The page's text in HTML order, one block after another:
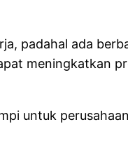
padahal ada
meningkatkan
untuk